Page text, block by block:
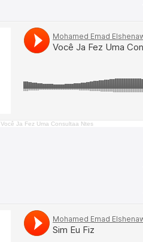
Você Ja Fez Uma Consultaa Ntes